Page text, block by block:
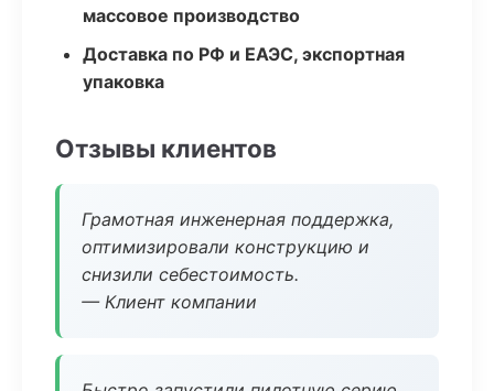
массовое производство
Доставка по РФ и ЕАЭС, экспортная
упаковка
Отзывы клиентов
Грамотная инженерная поддержка,
оптимизировали конструкцию и
снизили себестоимость.
— Клиент компании